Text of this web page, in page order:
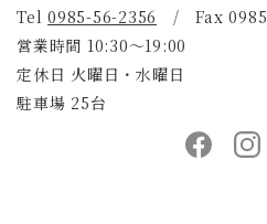
Tel 0985-56-2356 / Fax
営業時間 10:30～19:00
定休日 火曜日・水曜日
駐車場 25台